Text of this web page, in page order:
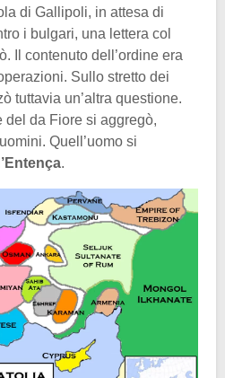
di Gallipoli, in attesa di
i bulgari, una lettera col
Il contenuto dell’ordine era
Sullo stretto dei
tuttavia un’altra questione.
del da Fiore si aggregò,
Quell’uomo si
.